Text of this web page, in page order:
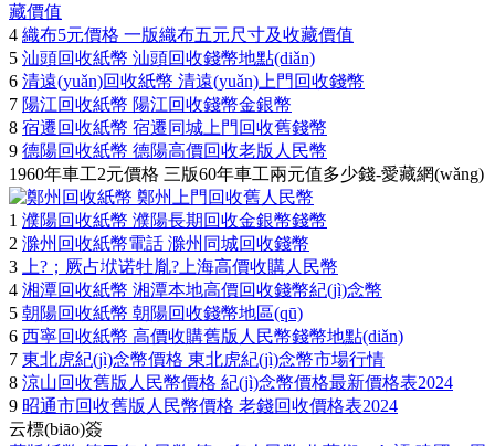
藏價值
4 織布5元價格 一版織布五元尺寸及收藏價值
5 汕頭回收紙幣 汕頭回收錢幣地點(diǎn)
6 清遠(yuǎn)回收紙幣 清遠(yuǎn)上門回收錢幣
7 陽江回收紙幣 陽江回收錢幣金銀幣
8 宿遷回收紙幣 宿遷同城上門回收舊錢幣
9 德陽回收紙幣 德陽高價回收老版人民幣
1960年車工2元價格 三版60年車工兩元值多少錢-愛藏網(wǎng)
1 濮陽回收紙幣 濮陽長期回收金銀幣錢幣
2 滁州回收紙幣電話 滁州同城回收錢幣
3
上?；厥占垘诺牡胤?上海高價收購人民幣
4 湘潭回收紙幣 湘潭本地高價回收錢幣紀(jì)念幣
5 朝陽回收紙幣 朝陽回收錢幣地區(qū)
6 西寧回收紙幣 高價收購舊版人民幣錢幣地點(diǎn)
7 東北虎紀(jì)念幣價格 東北虎紀(jì)念幣市場行情
8 涼山回收舊版人民幣價格 紀(jì)念幣價格最新價格表2024
9 昭通市回收舊版人民幣價格 老錢回收價格表2024
云標(biāo)簽